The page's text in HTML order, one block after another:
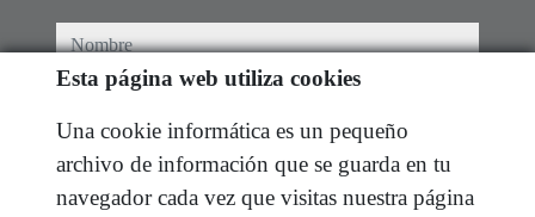
nombre
e-mail
Esta página web utiliza cookies
Una cookie informática es un pequeño
archivo de información que se guarda en tu
navegador cada vez que visitas nuestra página